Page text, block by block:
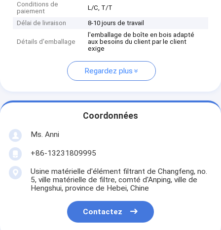
Conditions de
paiement
L/C, T/T
Délai de livraison 8-10 jours de travail
Détails d'emballage
l'emballage de boîte en bois adapté
aux besoins du client par le client
exige
Regardez plus
Coordonnées
Ms. Anni
+86-13231809995
Usine matérielle d'élément filtrant de Changfeng, no.
5, ville matérielle de filtre, comté d'Anping, ville de
Hengshui, province de Hebei, Chine
Contactez